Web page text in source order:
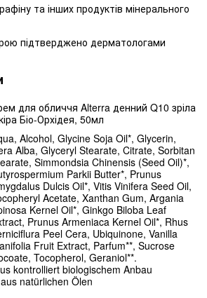
та інших продуктів мінерального
підтверджено дерматологами
для обличчя Alterra денний Q10 зріла
Біо-Орхідея, 50мл
Alcohol, Glycine Soja Oil*, Glycerin,
Alba, Glyceryl Stearate, Citrate, Sorbitan
Simmondsia Chinensis (Seed Oil)*,
Parkii Butter*, Prunus
Dulcis Oil*, Vitis Vinifera Seed Oil,
Acetate, Xanthan Gum, Argania
Kernel Oil*, Ginkgo Biloba Leaf
Prunus Armeniaca Kernel Oil*, Rhus
Peel Cera, Ubiquinone, Vanilla
Fruit Extract, Parfum**, Sucrose
Tocopherol, Geraniol**.
kontrolliert biologischem Anbau
natürlichen Ölen